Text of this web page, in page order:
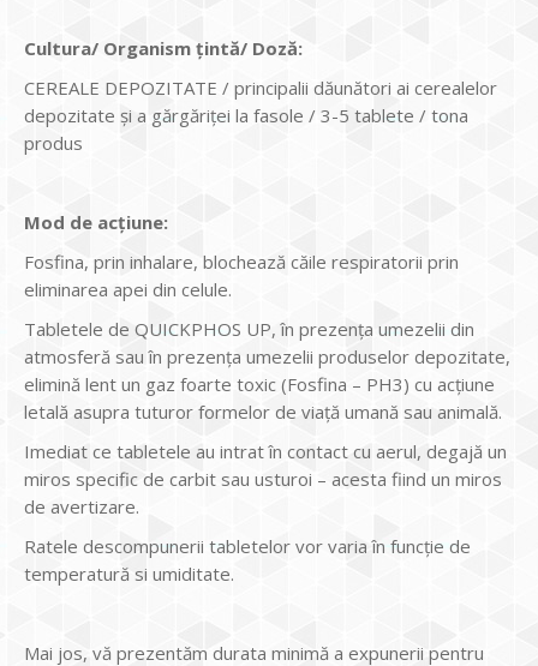
Cultura/ Organism țintă/ Doză:
CEREALE DEPOZITATE / principalii dăunători ai cerealelor
depozitate și a gărgăriței la fasole / 3-5 tablete / tona
produs
Mod de acțiune:
Fosfina, prin inhalare, blochează căile respiratorii prin
eliminarea apei din celule.
Tabletele de QUICKPHOS UP, în prezența umezelii din
atmosferă sau în prezența umezelii produselor depozitate,
elimină lent un gaz foarte toxic (Fosfina – PH3) cu acțiune
letală asupra tuturor formelor de viață umană sau animală.
Imediat ce tabletele au intrat în contact cu aerul, degajă un
miros specific de carbit sau usturoi – acesta fiind un miros
de avertizare.
Ratele descompunerii tabletelor vor varia în funcție de
temperatură si umiditate.
Mai jos, vă prezentăm durata minimă a expunerii pentru